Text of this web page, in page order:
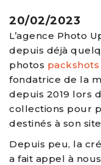
20/02/2023
L’agence Photo
depuis déjà
photos
fondatrice de la
depuis 2019 lors
collections pour
destinés à son
Depuis peu, la
a fait appel à